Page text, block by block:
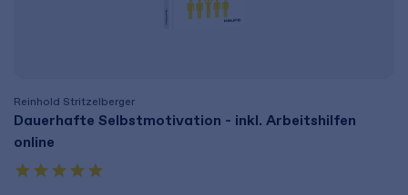
Reinhold Stritzelberger
Dauerhafte Selbstmotivation - inkl. Arbeitshilfen
online